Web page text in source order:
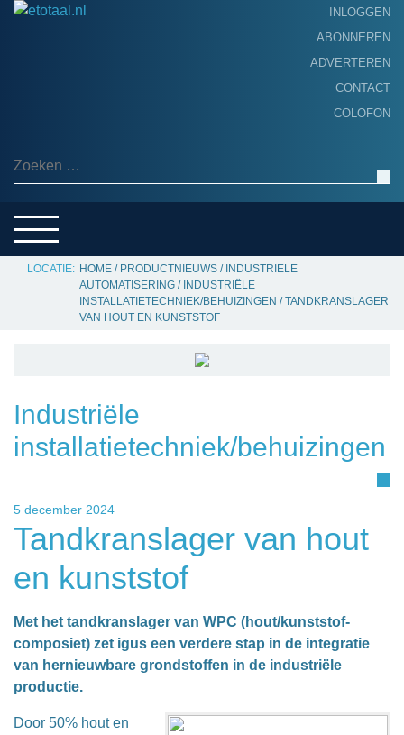
INLOGGEN
ABONNEREN
ADVERTEREN
CONTACT
COLOFON
Zoeken naar:
SERVICE
HOME / PRODUCTNIEUWS / INDUSTRIELE
AUTOMATISERING / INDUSTRIËLE
INSTALLATIETECHNIEK/BEHUIZINGEN /TANDKRANSLAGER
VAN HOUT EN KUNSTSTOF
Industriële
installatietechniek/behuizingen
5 december 2024
Tandkranslager van hout
en kunststof
Met het tandkranslager van WPC (hout/kunststof-
composiet) zet igus een verdere stap in de integratie
van hernieuwbare grondstoffen in de industriële
productie.
Door 50% hout en